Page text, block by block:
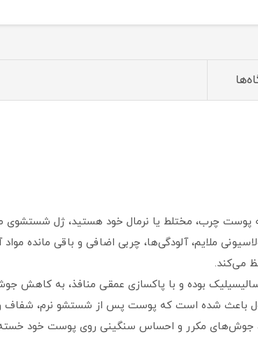
پوست چرب، مختلط یا نرمال خود هستید، ژل شستشوی
ملایم، آلودگی‌ها، چربی اضافی و باقی مانده
می‌کند.
بوده و با پاکسازی عمقی منافذ، به کاهش
باعث شده است که پوست پس از شستشو نرم، شفاف و
جوش‌های مکرر و احساس سنگینی روی پوست خود خسته